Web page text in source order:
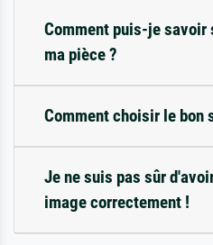
Comment puis-je
ma pièce ?
Comment choisir le bon
Je ne suis pas sûr
image correctement !